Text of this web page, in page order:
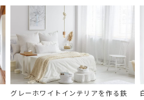
グレーホワイトインテリアを作る鉄